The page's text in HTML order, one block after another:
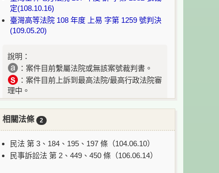
定(108.10.16)
臺灣高等法院 108 年度 上易 字第 1259 號判決
(109.05.20)
說明：
：案件目前繫屬法院或無該案號裁判書。
：案件目前上訴到最高法院/最高行政法院審
理中。
相關法條 2
民法 第 3、184、195、197 條（104.06.10）
民事訴訟法 第 2、449、450 條（106.06.14）